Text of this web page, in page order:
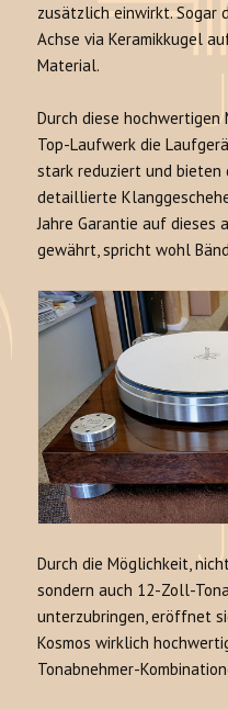
zusätzlich einwirkt. Sogar
Achse via Keramikkugel
Material.
Durch diese hochwertigen
Top-Laufwerk die
stark reduziert und bieten
detaillierte
Jahre Garantie auf dieses
gewährt, spricht wohl
Durch die Möglichkeit,
sondern auch 12-Zoll-
unterzubringen, eröffnet
Kosmos wirklich
Tonabnehmer-